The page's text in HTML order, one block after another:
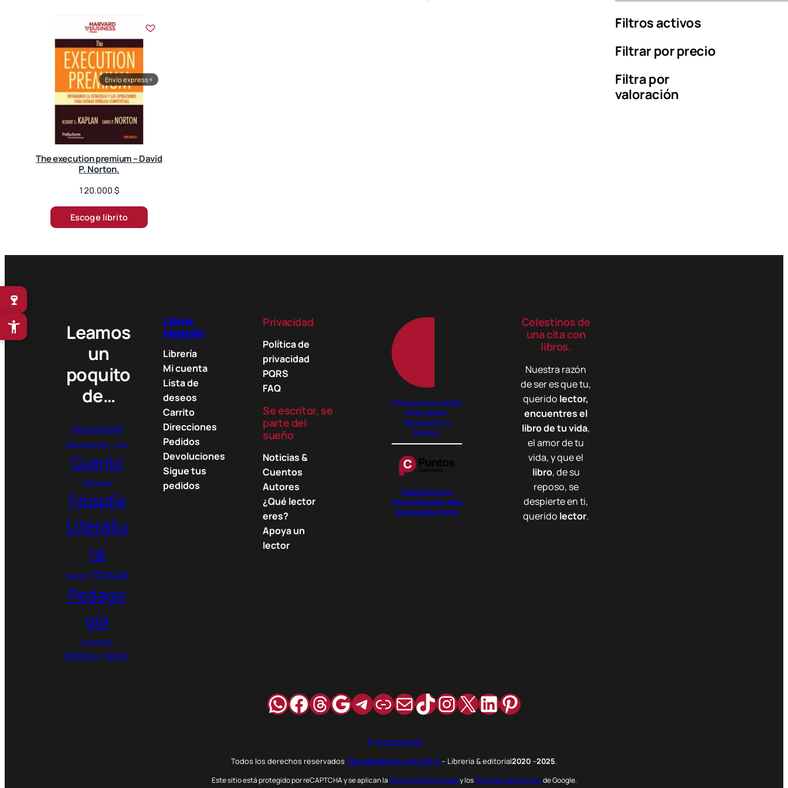
Envío express⚡
The execution premium – David
P. Norton.
120.000 $
Escoge librito
i
e
n
c
Filtros activos
Filtrar por precio
Filtra por
valoración
Leamos
un
poquito
de…
Autoayuda
Bibliotecología Cine
Cuento
Depresión
Filosofía
Literatu
ra
Música Noticias
Pedago
gía
Personajes
Política Terror
Libros
Medellín
Librería
Mi cuenta
Lista de
deseos
Carrito
Direcciones
Pedidos
Devoluciones
Sigue tus
pedidos
Privacidad
Política de
privacidad
PQRS
FAQ
Se escritor, se
parte del
sueño
Noticias &
Cuentos
Autores
¿Qué lector
eres?
Apoya un
lector
Pagos seguros gracias
a PSE, Wompi,
MercadoPago y
Binance.
Paga libritos con
Puntos Colombia, dale
clic para saber cómo.
Celestinos de
una cita con
libros.
Nuestra razón
de ser es que tu,
querido lector,
encuentres el
libro de tu vida,
el amor de tu
vida, y que el
libro, de su
reposo, se
despierte en ti,
querido lector.
WhatsApp
Facebook
Hilos
Google
Telegram
Enlace
Correo
TikTok
Instagram
X LinkedIn
Pinterest
Accesibilidad
Todos los derechos reservados librosmedellin.com S.A.S– Librería & editorial2020–2025.
Este sitio está protegido por reCAPTCHA y se aplican laPolítica de privacidady losTérminos del serviciode Google.
🍷